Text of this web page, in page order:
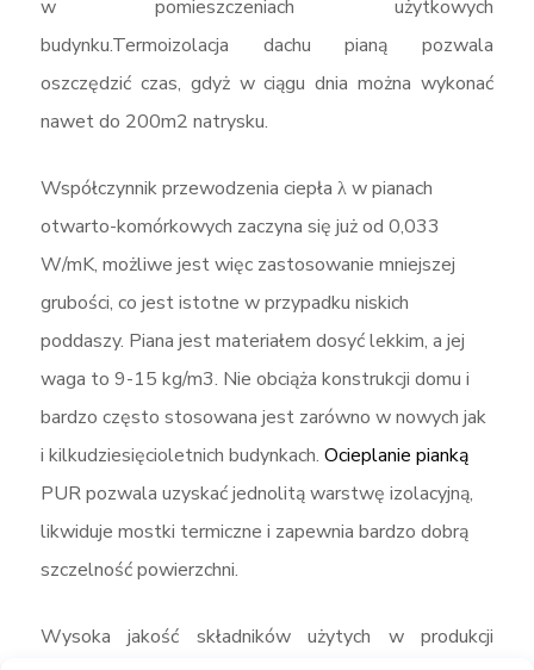
w pomieszczeniach użytkowych
budynku.Termoizolacja dachu pianą pozwala
oszczędzić czas, gdyż w ciągu dnia można wykonać
nawet do 200m2 natrysku.
Współczynnik przewodzenia ciepła λ w pianach
otwarto-komórkowych zaczyna się już od 0,033
W/mK, możliwe jest więc zastosowanie mniejszej
grubości, co jest istotne w przypadku niskich
poddaszy. Piana jest materiałem dosyć lekkim, a jej
waga to 9-15 kg/m3. Nie obciąża konstrukcji domu i
bardzo często stosowana jest zarówno w nowych jak
i kilkudziesięcioletnich budynkach. Ocieplanie pianką
PUR pozwala uzyskać jednolitą warstwę izolacyjną,
likwiduje mostki termiczne i zapewnia bardzo dobrą
szczelność powierzchni.
Wysoka jakość składników użytych w produkcji